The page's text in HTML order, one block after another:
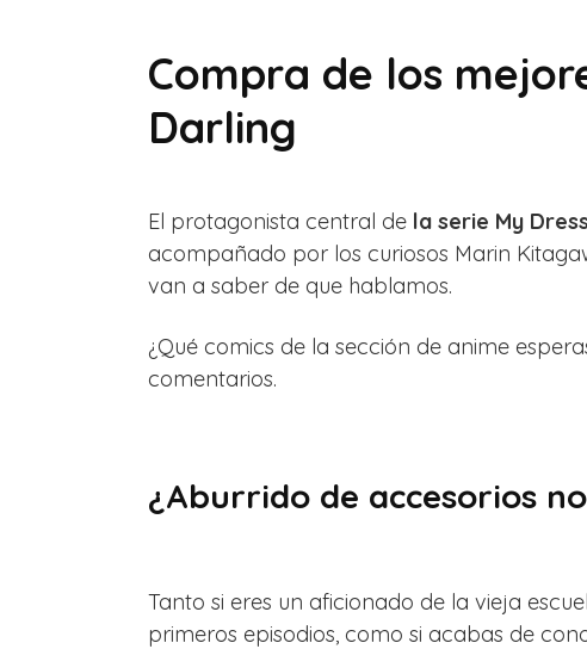
Compra de los
Darling
El protagonista central de la serie My
acompañado por los curiosos Marin
van a saber de que hablamos.
¿Qué comics de la sección de anime
comentarios.
¿Aburrido de accesorios
Tanto si eres un aficionado de la vieja
primeros episodios, como si acabas de